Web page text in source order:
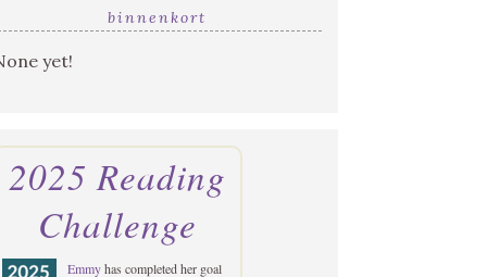
binnenkort
yet!
2025 Reading
Challenge
Emmyhas completed her goal